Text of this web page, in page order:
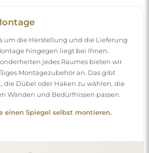
Pflege
Glanz genügen ein Mikrofasertuch
Wenn Sie sich für spezielle
achten Sie darauf, dass sie
mit Essig, Ammoniak oder